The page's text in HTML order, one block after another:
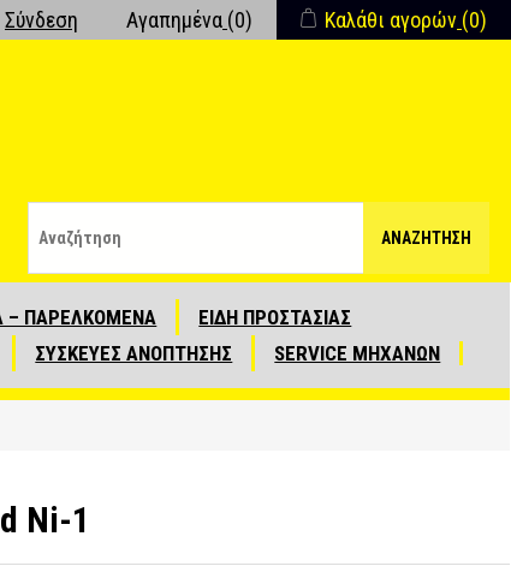
Σύνδεση Αγαπημένα (0) Καλάθι αγορών (0)
ΑΝΑΖΉΤΗΣΗ
– ΠΑΡΕΛΚΟΜΕΝΑ
ΕΙΔΗ ΠΡΟΣΤΑΣΙΑΣ
ΣΥΣΚΕΥΕΣ ΑΝΟΠΤΗΣΗΣ SERVICE ΜΗΧΑΝΩΝ
Ni-1